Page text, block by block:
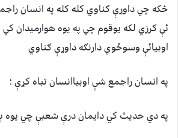
ځکه چي داوړې ګناوي کله کله په انسان
ئې ګرزي لکه يوقوم چي په يوه هوارميدان
اوبيائې وسوځوي دارنګه داوړې ګناوي
په انسان راجمع شې اوبیاانسان تباه کړې ؛
په دي حديث کي دايمان درې شعبې چي يوه